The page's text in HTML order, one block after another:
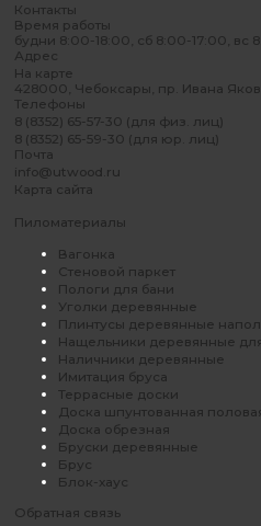
Контакты
Время работы
будни 8:00-18:00, сб 8:00-17:00, вс
Адрес
На карте
428000, Чебоксары, пр. Ивана
Телефоны
8 (8352) 65-57-30 (для физ. лиц)
8 (8352) 65-59-30 (для юр. лиц)
Почта
info@utwood.ru
Карта сайта
Пиломатериалы
Вагонка
Стеновой паркет
Пологи для бани
Уголки деревянные
Плинтусы деревянные
Нащельники деревянные
Наличники деревянные
Имитация бруса
Террасные доски
Доска шпунтованная
Доска обрезная
Бруски деревянные
Брус
Блок-хаус
Обратная связь